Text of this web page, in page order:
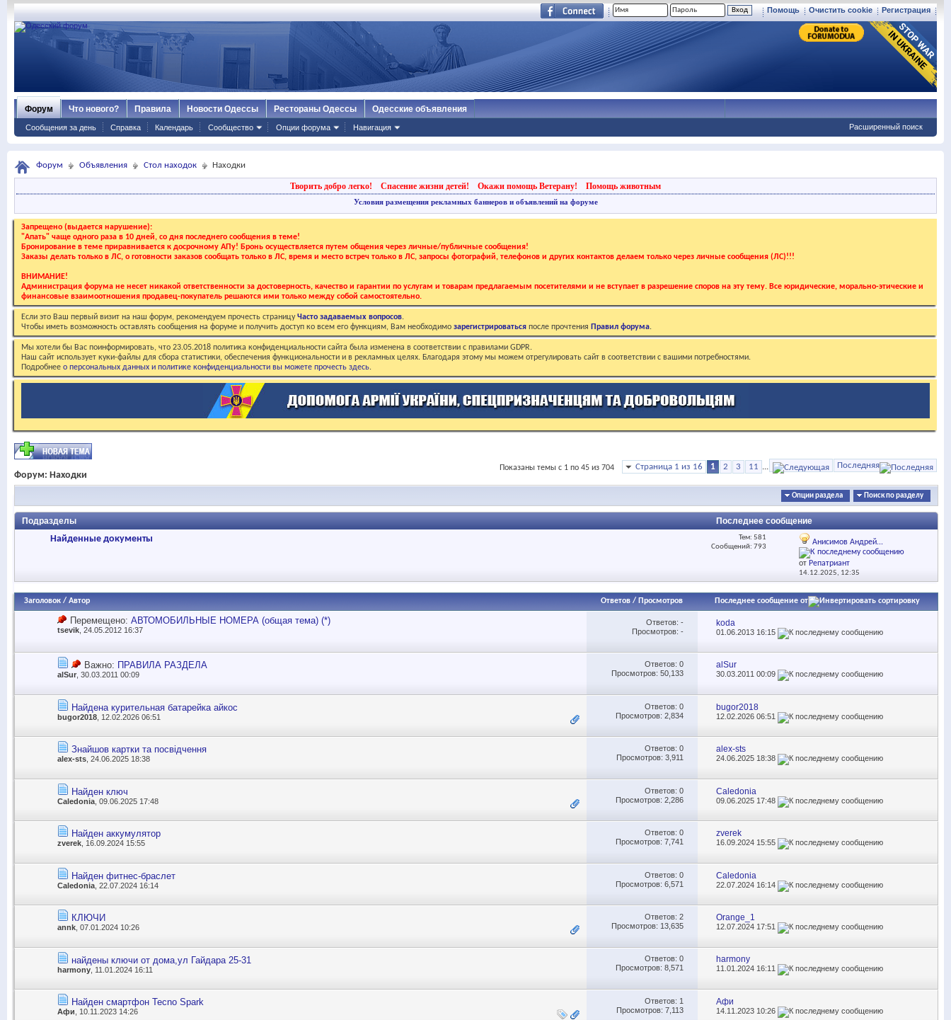
Регистрация
Очистить cookie
Помощь
Форум
Сообщения за день Справка Календарь Сообщество Опции форума Навигация
Что нового? Правила Новости Одессы Рестораны Одессы Одесские объявления
Расширенный поиск
Форум Объявления Стол находок Находки
Творить добро легко! Спасение жизни детей! Окажи помощь Ветерану! Помощь животным
Условия размещения рекламных баннеров и объявлений на форуме
Запрещено (выдается нарушение):
"Апать" чаще одного раза в 10 дней, со дня последнего сообщения в теме!
Бронирование в теме приравнивается к досрочному АПу! Бронь осуществляется путем общения через личные/публичные сообщения!
Заказы делать только в ЛС, о готовности заказов сообщать только в ЛС, время и место встреч только в ЛС, запросы фотографий, телефонов и других контактов делаем только через личные сообщения (ЛС)!!!
ВНИМАНИЕ!
Администрация форума не несет никакой ответственности за достоверность, качество и гарантии по услугам и товарам предлагаемым посетителями и не вступает в разрешение споров на эту тему. Все юридические, морально-этические и
финансовые взаимоотношения продавец-покупатель решаются ими только между собой самостоятельно.
Если это Ваш первый визит на наш форум, рекомендуем прочесть страницуЧасто задаваемых вопросов.
Чтобы иметь возможность оставлять сообщения на форуме и получить доступ ко всем его функциям, Вам необходимо зарегистрироваться после прочтения Правил форума.
Мы хотели бы Вас поинформировать, что 23.05.2018 политика конфиденциальности сайта была изменена в соответствии с правилами GDPR.
Наш сайт использует куки-файлы для сбора статистики, обеспечения функциональности и в рекламных целях. Благодаря этому мы можем отрегулировать сайт в соответствии с вашими потребностями.
Подробнее о персональных данных и политике конфиденциальности вы можете прочесть здесь.
Страница 1 из 16 1 2 3 11 ... Последняя
Показаны темы с 1 по 45 из 704
Форум: Находки
Опции раздела Поиск по разделу
Подразделы Последнее сообщение
Найденные документы
Тем: 581
Сообщений: 793
Анисимов Андрей...
от Репатриант
14.12.2025, 12:35
Заголовок / Автор Ответов/ Просмотров Последнее сообщение от
Перемещено: АВТОМОБИЛЬНЫЕ НОМЕРА (общая тема) (*)
tsevik , 24.05.2012 16:37
Ответов: -
Просмотров: -
koda
01.06.2013 16:15
Важно: ПРАВИЛА РАЗДЕЛА
alSur, 30.03.2011 00:09
Ответов: 0
Просмотров: 50,133
alSur
30.03.201100:09
Найдена курительная батарейка айкос
bugor2018 , 12.02.2026 06:51
Ответов: 0
Просмотров: 2,834
bugor2018
12.02.202606:51
Знайшов картки та посвідчення
alex-sts, 24.06.2025 18:38
Ответов: 0
Просмотров: 3,911
alex-sts
24.06.2025 18:38
Найден ключ
Caledonia , 09.06.2025 17:48
Ответов: 0
Просмотров: 2,286
Caledonia
09.06.2025 17:48
Найден аккумулятор
zverek , 16.09.2024 15:55
Ответов: 0
Просмотров: 7,741
zverek
16.09.2024 15:55
Найден фитнес-браслет
Caledonia , 22.07.2024 16:14
Ответов: 0
Просмотров: 6,571
Caledonia
22.07.2024 16:14
КЛЮЧИ
annk , 07.01.2024 10:26
Ответов: 2
Просмотров: 13,635
Orange_1
12.07.2024 17:51
найдены ключи от дома,ул Гайдара 25-31
harmony , 11.01.2024 16:11
Ответов: 0
Просмотров: 8,571
harmony
11.01.202416:11
Найден смартфон Tecno Spark
Афи , 10.11.2023 14:26
Ответов: 1
Просмотров: 7,113
Афи
14.11.2023 10:26